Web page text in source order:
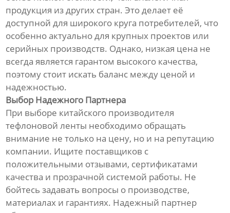
продукция из других стран. Это делает её
доступной для широкого круга потребителей, что
особенно актуально для крупных проектов или
серийных производств. Однако, низкая цена не
всегда является гарантом высокого качества,
поэтому стоит искать баланс между ценой и
надежностью.
Выбор Надежного Партнера
При выборе китайского производителя
тефлоновой ленты необходимо обращать
внимание не только на цену, но и на репутацию
компании. Ищите поставщиков с
положительными отзывами, сертификатами
качества и прозрачной системой работы. Не
бойтесь задавать вопросы о производстве,
материалах и гарантиях. Надежный партнер